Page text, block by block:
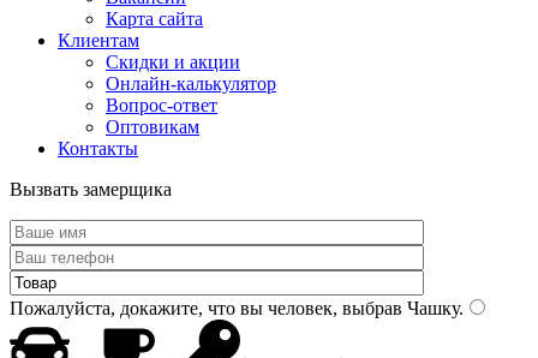
Карта сайта
Клиентам
Скидки и акции
Онлайн-калькулятор
Вопрос-ответ
Оптовикам
Контакты
Вызвать замерщика
Пожалуйста, докажите, что вы человек, выбрав Чашку.